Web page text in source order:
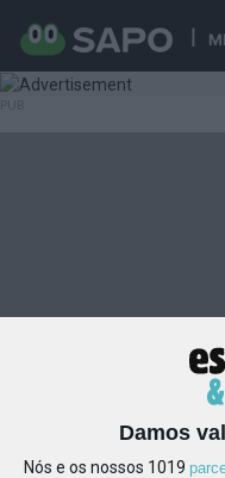
Damos
Nós e os nossos 1019